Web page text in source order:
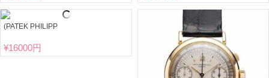
(PATEK PHILIPP
¥16000円